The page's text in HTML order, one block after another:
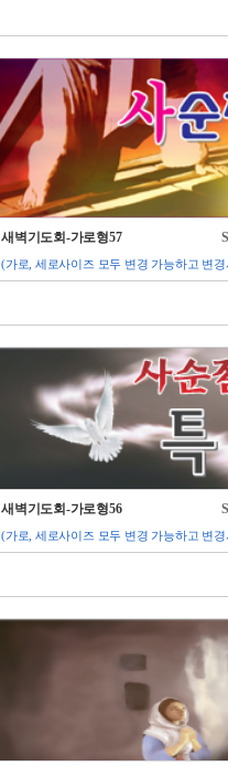
새벽기도회-가로형57
(가로, 세로사이즈 모두 변경 가능하고 변
새벽기도회-가로형56
(가로, 세로사이즈 모두 변경 가능하고 변